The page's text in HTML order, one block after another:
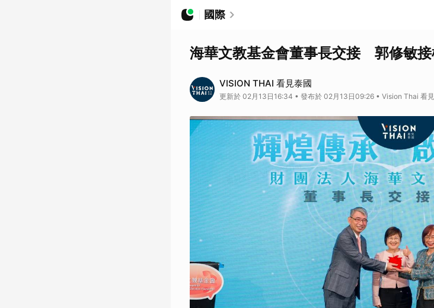
國際
海華文教基金會董事長交接 郭修敏接
VISION THAI 看見泰國
更新於 02月13日16:34 • 發布於 02月13日09:26 • Vision Thai 看